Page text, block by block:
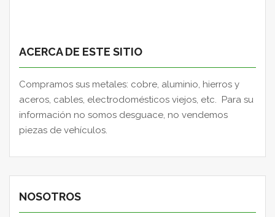
ACERCA DE ESTE SITIO
Compramos sus metales: cobre, aluminio, hierros y
aceros, cables, electrodomésticos viejos, etc. Para su
información no somos desguace, no vendemos
piezas de vehículos.
NOSOTROS